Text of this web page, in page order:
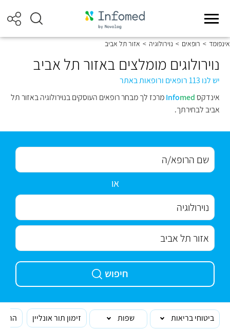
אינפומד > רופאים > נוירולוגיה > אזור תל אביב
נוירולוגים מומלצים באזור תל אביב
יש לנו 113 רופאים ורופאות באתר
אינדקס
Infomed
מרכז לך מבחר רופאים העוסקים בנוירולוגיה באזור תל
אביב לבחירתך.
או
חיפוש
ביטוחי בריאות שפות זימון תור אונליין